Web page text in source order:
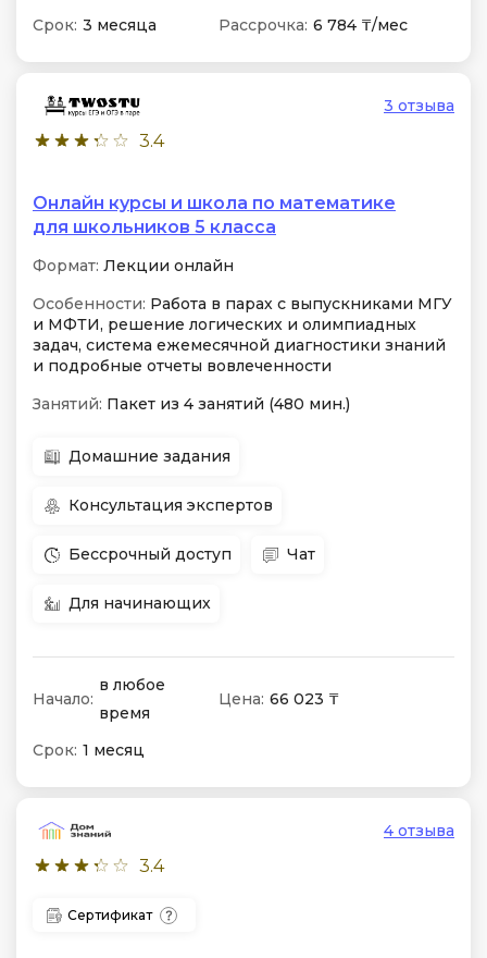
Срок: 3 месяца Рассрочка: 6 784 ₸/мес
3.4
3 отзыва
Онлайн курсы и школа по математике
для школьников 5 класса
Формат: Лекции онлайн
Особенности: Работа в парах с выпускниками МГУ
и МФТИ, решение логических и олимпиадных
задач, система ежемесячной диагностики знаний
и подробные отчеты вовлеченности
Занятий: Пакет из 4 занятий (480 мин.)
Домашние задания
Консультация экспертов
Бессрочный доступ Чат
Для начинающих
Начало:
в любое
время
Цена: 66 023 ₸
Срок: 1 месяц
3.4
4 отзыва
Сертификат